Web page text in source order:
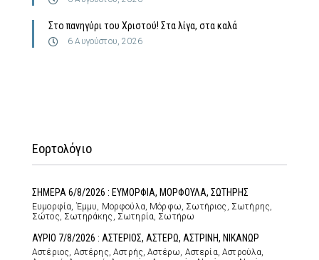
Στο πανηγύρι του Χριστού! Στα λίγα, στα καλά
6 Αυγούστου, 2026
Εορτολόγιο
ΣΗΜΕΡΑ 6/8/2026 : ΕΥΜΟΡΦΙΑ, ΜΟΡΦΟΥΛΑ, ΣΩΤΗΡΗΣ
Ευμορφία, Έμμυ, Μορφούλα, Μόρφω, Σωτήριος, Σωτήρης,
Σώτος, Σωτηράκης, Σωτηρία, Σωτήρω
ΑΥΡΙΟ 7/8/2026 : ΑΣΤΕΡΙΟΣ, ΑΣΤΕΡΩ, ΑΣΤΡΙΝΗ, ΝΙΚΑΝΩΡ
Αστέριος, Αστέρης, Αστρής, Αστέρω, Αστερία, Αστρούλα,